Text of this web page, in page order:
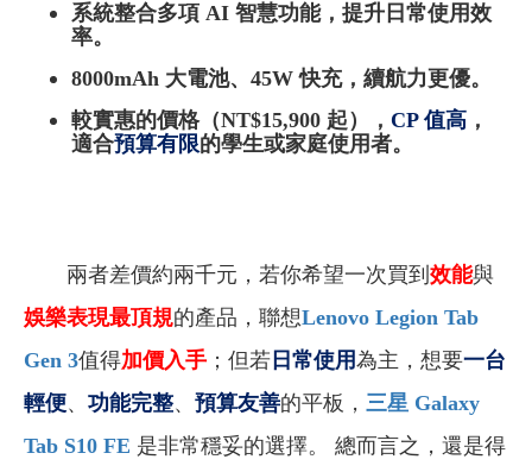
系統整合多項 AI 智慧功能，提升日常使用效
率。
8000mAh 大電池、45W 快充，續航力更優。
較實惠的價格（NT$15,900 起）， CP 值高 ，
適合預算有限的學生或家庭使用者。
兩者差價約兩千元，若你希望一次買到 效能與
娛樂表現最頂規的產品，聯想Lenovo Legion Tab
Gen 3值得加價入手 ；但若 日常使用為主，想要一台
輕便、 功能完整、 預算友善的平板， 三星 Galaxy
Tab S10 FE 是非常穩妥的選擇。 總而言之，還是得